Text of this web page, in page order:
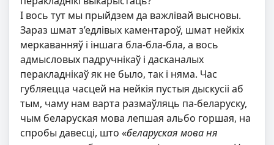
І вось тут мы прыйдзем да важлівай высновы.
Зараз шмат з’едлівых каментароў, шмат нейкіх
меркаванняў і іншага бла-бла-бла, а вось
адмысловых падручнікаў і дасканалых
перакладнікаў як не было, так і няма. Час
губляецца часцей на нейкія пустыя дыскусіі аб
тым, чаму нам варта размаўляць па-беларуску,
чым беларуская мова лепшая альбо горшая, на
спробы давесці, што «беларуская мова ня